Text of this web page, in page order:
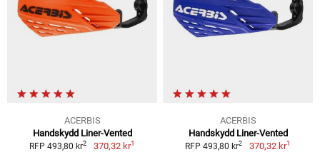
ACERBIS
Handskydd Liner-Vented
RFP 493,80 kr2 370,32 kr1
ACERBIS
Handskydd Liner-Vented
RFP 493,80 kr2 370,32 kr1